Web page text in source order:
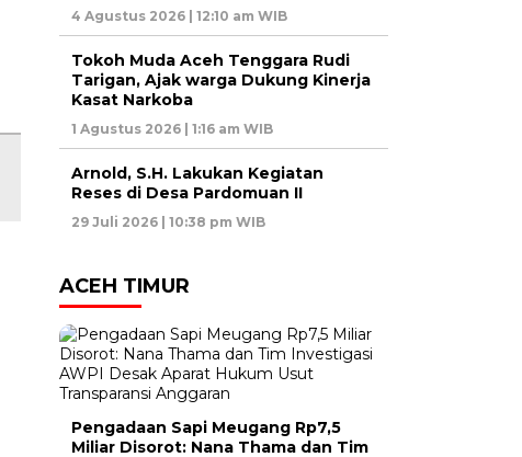
4 Agustus 2026 | 12:10 am WIB
Tokoh Muda Aceh Tenggara Rudi
Tarigan, Ajak warga Dukung Kinerja
Kasat Narkoba
1 Agustus 2026 | 1:16 am WIB
Arnold, S.H. Lakukan Kegiatan
Reses di Desa Pardomuan II
29 Juli 2026 | 10:38 pm WIB
ACEH TIMUR
Pengadaan Sapi Meugang Rp7,5
Miliar Disorot: Nana Thama dan Tim